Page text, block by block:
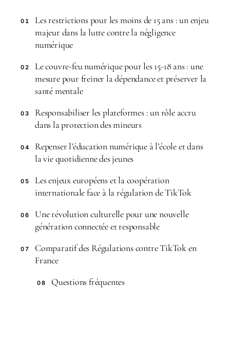
01
Les restrictions pour les moins de 15 ans : un enjeu
majeur dans la lutte contre la négligence
numérique
02
Le couvre-feu numérique pour les 15-18 ans : une
mesure pour freiner la dépendance et préserver la
santé mentale
03
Responsabiliser les plateformes : un rôle accru
dans la protection des mineurs
04
Repenser l’éducation numérique à l’école et dans
la vie quotidienne des jeunes
05
Les enjeux européens et la coopération
internationale face à la régulation de TikTok
06
Une révolution culturelle pour une nouvelle
génération connectée et responsable
07
Comparatif des Régulations contre TikTok en
France
08 Questions fréquentes